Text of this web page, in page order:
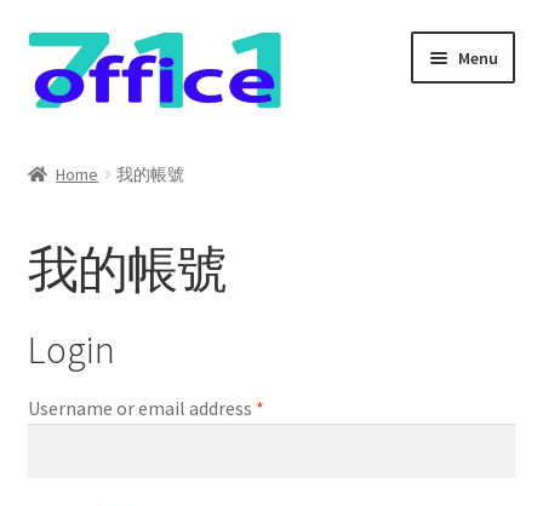
Skip
to
navigation
Skip
to
content
Menu
結帳
聯絡我們
購物車
Home 我的帳號
我的帳號
Login
Username or email address *